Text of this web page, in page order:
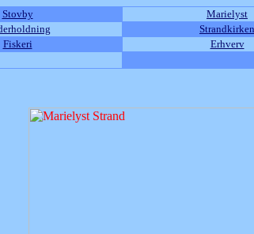
Stovby Marielyst
Strandkirken
Fiskeri Erhverv